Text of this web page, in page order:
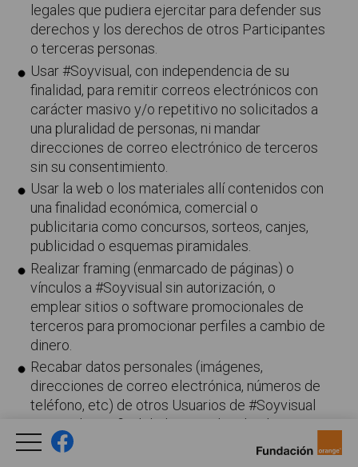
legales que pudiera ejercitar para defender sus
derechos y los derechos de otros Participantes
o terceras personas.
Usar #Soyvisual, con independencia de su
finalidad, para remitir correos electrónicos con
carácter masivo y/o repetitivo no solicitados a
una pluralidad de personas, ni mandar
direcciones de correo electrónico de terceros
sin su consentimiento.
Usar la web o los materiales allí contenidos con
una finalidad económica, comercial o
publicitaria como concursos, sorteos, canjes,
publicidad o esquemas piramidales.
Realizar framing (enmarcado de páginas) o
vínculos a #Soyvisual sin autorización, o
emplear sitios o software promocionales de
terceros para promocionar perfiles a cambio de
dinero.
Recabar datos personales (imágenes,
direcciones de correo electrónica, números de
teléfono, etc) de otros Usuarios de #Soyvisual
con cualquier finalidad y excediendo el uso
normal y de buena fé entre Usuarios